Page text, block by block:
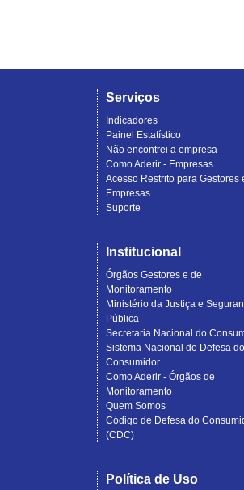
Serviços
Indicadores
Painel Estatístico
Não encontrei a empresa
Como Aderir - Empresas
Acesso Restrito para Gestores
Empresas
Suporte
Institucional
Órgãos Gestores e de
Monitoramento
Ministério da Justiça e
Pública
Secretaria Nacional do
Sistema Nacional de Defesa do
Consumidor
Como Aderir - Órgãos de
Monitoramento
Quem Somos
Código de Defesa do
(CDC)
Política de Uso